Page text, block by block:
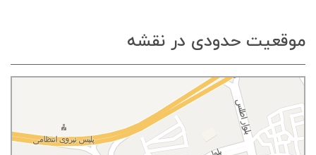
موقعیت حدودی در نقشه